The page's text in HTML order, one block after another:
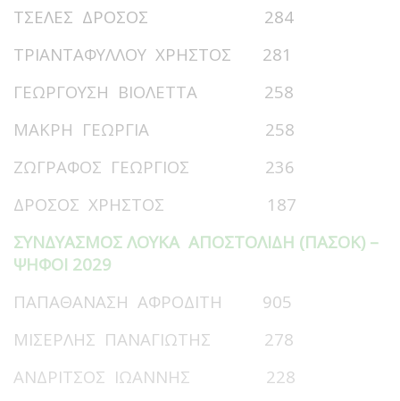
ΤΣΕΛΕΣ ΔΡΟΣΟΣ 284
ΤΡΙΑΝΤΑΦΥΛΛΟΥ ΧΡΗΣΤΟΣ 281
ΓΕΩΡΓΟΥΣΗ ΒΙΟΛΕΤΤΑ 258
ΜΑΚΡΗ ΓΕΩΡΓΙΑ 258
ΖΩΓΡΑΦΟΣ ΓΕΩΡΓΙΟΣ 236
ΔΡΟΣΟΣ ΧΡΗΣΤΟΣ 187
ΣΥΝΔΥΑΣΜΟΣ ΛΟΥΚΑ ΑΠΟΣΤΟΛΙΔΗ (ΠΑΣΟΚ) –
ΨΗΦΟΙ 2029
ΠΑΠΑΘΑΝΑΣΗ ΑΦΡΟΔΙΤΗ 905
ΜΙΣΕΡΛΗΣ ΠΑΝΑΓΙΩΤΗΣ 278
ΑΝΔΡΙΤΣΟΣ ΙΩΑΝΝΗΣ 228